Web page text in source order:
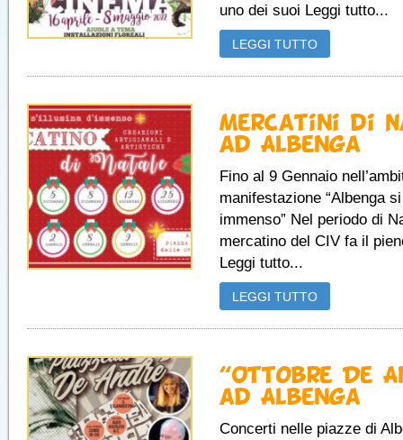
uno dei suoi Leggi tutto...
LEGGI TUTTO
Mercatini di
ad Albenga
Fino al 9 Gennaio
manifestazione “Albenga
immenso” Nel periodo di
mercatino del CIV fa il
Leggi tutto...
LEGGI TUTTO
“Ottobre De
ad Albenga
Concerti nelle piazze di